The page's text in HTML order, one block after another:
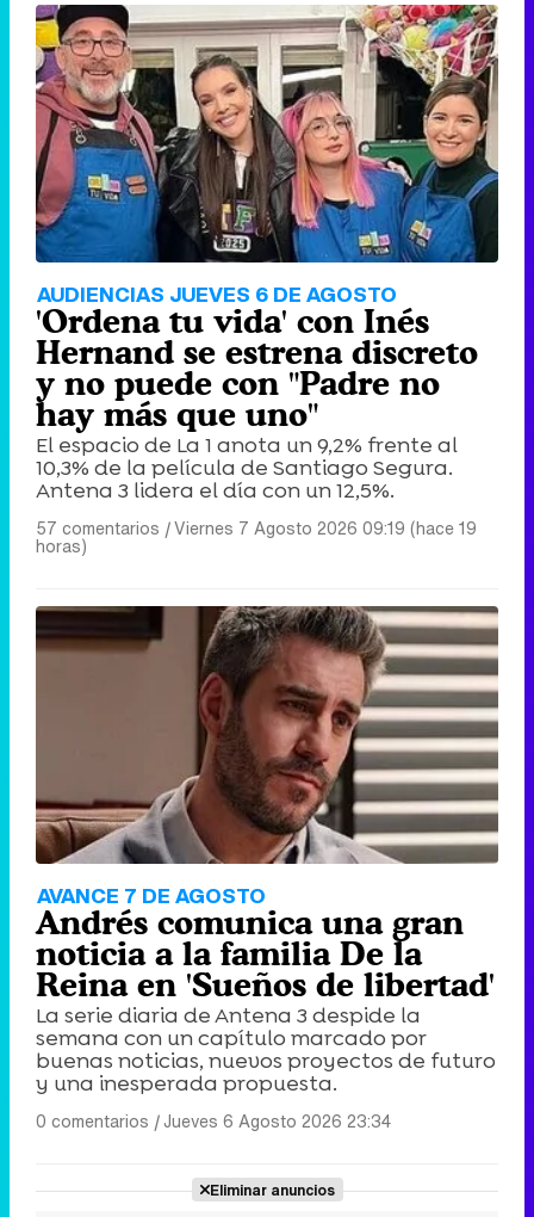
AUDIENCIAS JUEVES 6 DE AGOSTO
'Ordena tu vida' con Inés
Hernand se estrena discreto
y no puede con "Padre no
hay más que uno"
El espacio de La 1 anota un 9,2% frente al
10,3% de la película de Santiago Segura.
Antena 3 lidera el día con un 12,5%.
57 comentarios |Viernes 7 Agosto 2026 09:19 (hace 19
horas)
AVANCE 7 DE AGOSTO
Andrés comunica una gran
noticia a la familia De la
Reina en 'Sueños de libertad'
La serie diaria de Antena 3 despide la
semana con un capítulo marcado por
buenas noticias, nuevos proyectos de futuro
y una inesperada propuesta.
0 comentarios |Jueves 6 Agosto 2026 23:34
Eliminar anuncios